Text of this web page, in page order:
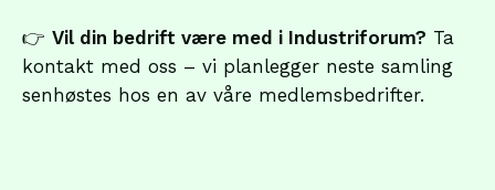
👉 Vil din bedrift være med i Industriforum? Ta
kontakt med oss – vi planlegger neste samling
senhøstes hos en av våre medlemsbedrifter.